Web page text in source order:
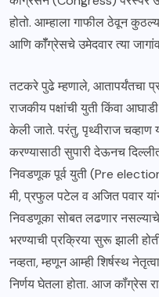
होतो. आम्हाला गाफील ठेवून
आणि कॉँग्रेसचे उमेदवार त्या
तटकरे पुढे म्हणाले, आतापर्यंतचा
राजकीय पक्षांची युती किंवा
केली जाते. परंतु, पृथ्वीराज चव्हाण
करण्यासाठी सुपारी देऊनच
निवडणूक पूर्व युती (Pre
मी, प्रफुल पटेल व अजित पवार
निवडणूका सोबत लढणार नसल्याचे
भरण्याची प्रक्रिया सुरू झाली
नव्हता, म्हणून आम्ही शिर्षस्थ
निर्णय घेतला होता. आज कॉंग्रेस